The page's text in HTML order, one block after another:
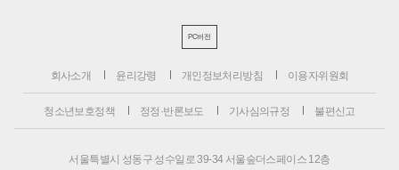
PC버전
회사소개 윤리강령 개인정보처리방침 이용자위원회
청소년보호정책 정정·반론보도 기사심의규정 불편신고
서울특별시 성동구 성수일로 39-34 서울숲더스페이스 12층